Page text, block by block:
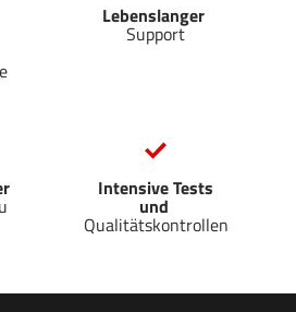
Lebenslanger
Support
Intensive Tests
und
Qualitätskontrollen